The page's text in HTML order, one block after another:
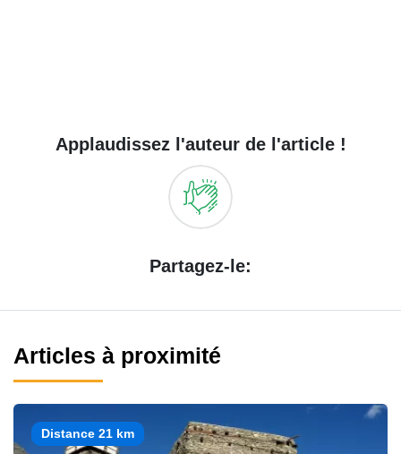
Applaudissez l'auteur de l'article !
Partagez-le:
Articles à proximité
Distance 21 km